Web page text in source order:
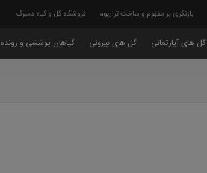
بازنگری بر مفهوم و ساخت تراریوم فروشگاه گل و گیاه دمبرگ
گل های آپارتمانی گل های بیرونی گیاهان پوششی و رونده